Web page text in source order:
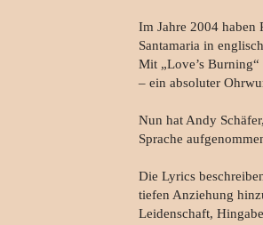
Im Jahre 2004 haben
Santamaria in
Mit „Love’s
– ein absoluter
Nun hat Andy
Sprache
Die Lyrics
tiefen Anziehung
Leidenschaft,